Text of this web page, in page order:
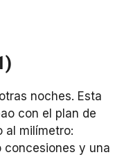
noches. Esta
con el plan de
al milímetro:
concesiones y una